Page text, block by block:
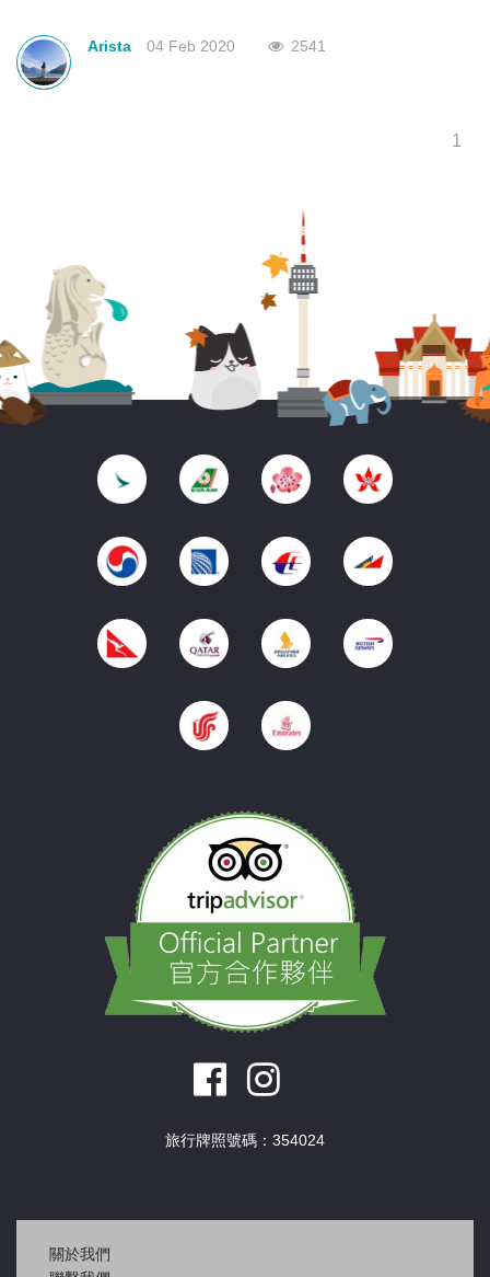
Arista 04 Feb 2020 2541
1
旅行牌照號碼：354024
關於我們